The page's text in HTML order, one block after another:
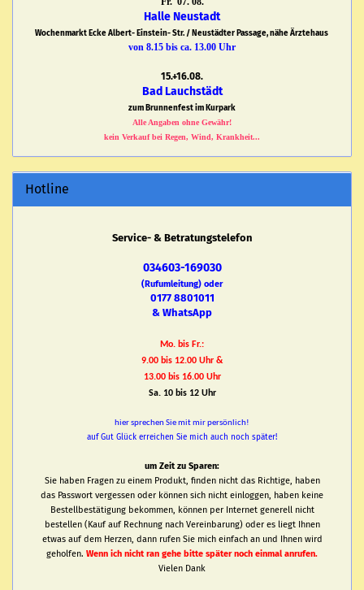
Halle Neustadt
Wochenmarkt Ecke Albert- Einstein- Str. / Neustädter Passage, nähe Ärztehaus
von 8.15 bis ca. 13.00 Uhr
15.+16.08.
Bad Lauchstädt
zum Brunnenfest im Kurpark
Alle Angaben ohne Gewähr!
kein Verkauf bei Regen, Wind, Krankheit...
Hotline
Service- & Betratungstelefon
034603-169030
(Rufumleitung) oder
0177 8801011
& WhatsApp
Mo. bis Fr.:
9.00 bis 12.00 Uhr &
13.00 bis 16.00 Uhr
Sa. 10 bis 12 Uhr
hier sprechen Sie mit mir persönlich!
auf Gut Glück erreichen Sie mich auch noch später!
um Zeit zu Sparen:
Sie haben Fragen zu einem Produkt, finden nicht das Richtige, haben
das Passwort vergessen oder können sich nicht einloggen, haben keine
Bestellbestätigung bekommen, können per Internet generell nicht
bestellen (Kauf auf Rechnung nach Vereinbarung) oder es liegt Ihnen
etwas auf dem Herzen, dann rufen Sie mich einfach an und Ihnen wird
geholfen. Wenn ich nicht ran gehe bitte später noch einmal anrufen.
Vielen Dank